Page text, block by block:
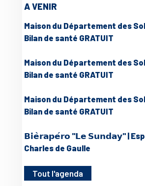
A VENIR
Maison du Département des
Bilan de santé GRATUIT
Maison du Département des
Bilan de santé GRATUIT
Maison du Département des
Bilan de santé GRATUIT
𝗕𝗶𝗲̀𝗿𝗮𝗽𝗲́𝗿𝗼 "𝗟𝗲 𝗦𝘂𝗻𝗱𝗮𝘆" |
Charles de Gaulle
Tout l'agenda